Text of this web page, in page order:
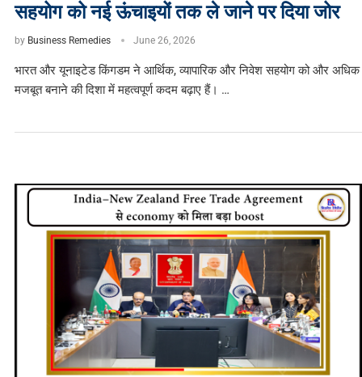
सहयोग को नई ऊंचाइयों तक ले जाने पर दिया जोर
by Business Remedies June 26, 2026
भारत और यूनाइटेड किंगडम ने आर्थिक, व्यापारिक और निवेश सहयोग को और अधिक
मजबूत बनाने की दिशा में महत्वपूर्ण कदम बढ़ाए हैं। …